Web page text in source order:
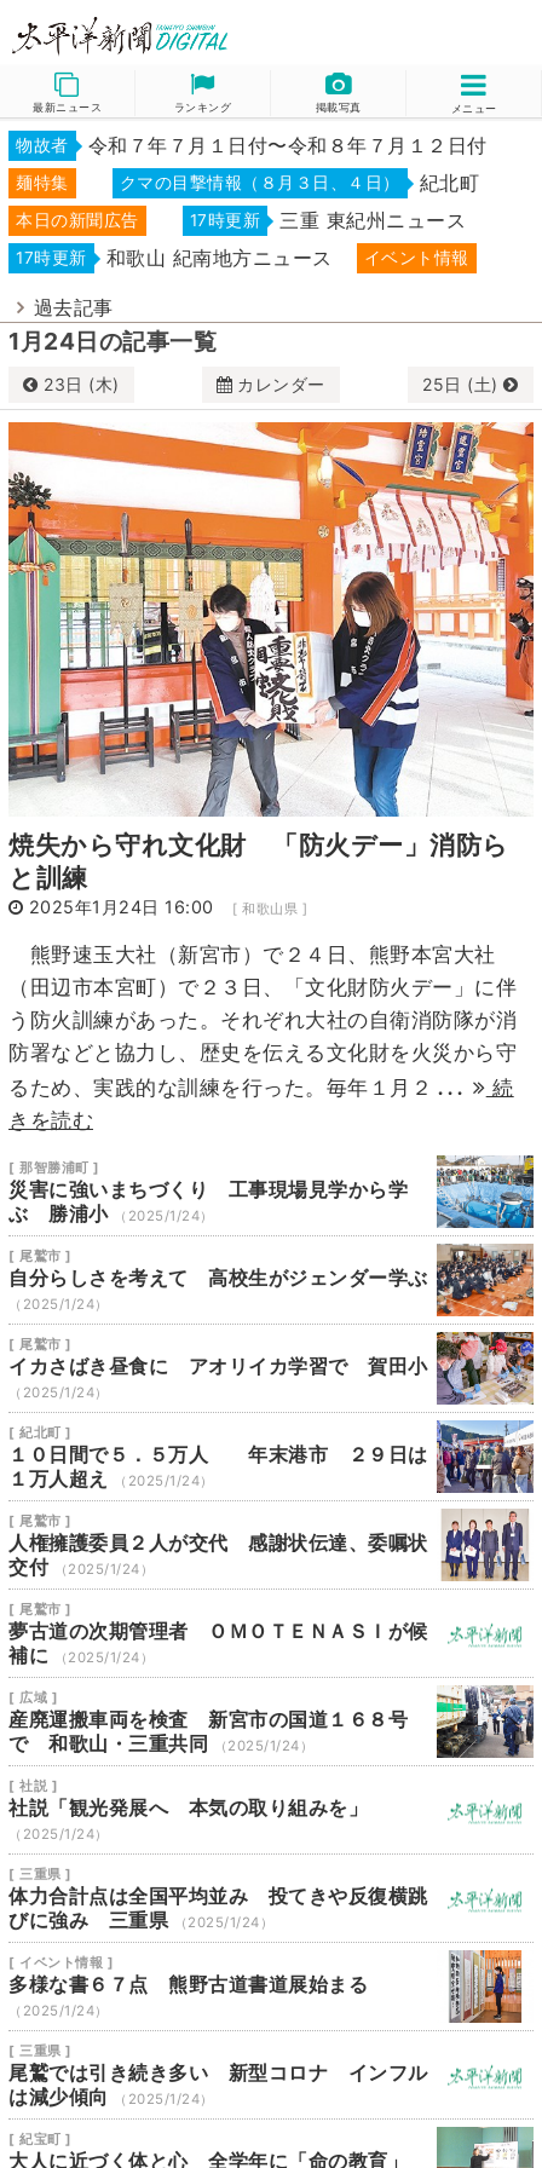
最新ニュース ランキング 掲載写真 メニュー
物故者 令和７年７月１日付〜令和８年７月１２日付
麺特集 クマの目撃情報（８月３日、４日） 紀北町
本日の新聞広告 17時更新 三重 東紀州ニュース
17時更新 和歌山 紀南地方ニュース イベント情報
過去記事
1月24日の記事一覧
23日 (木) カレンダー 25日 (土)
1月
日 月 火 水 木 金
土
29
30 1 2 3
4
5
6 7 8 9 10
11
12
13 14 15 16 17
18
19
20 21 22 23 24
25
26
27 28 29 30 31 1
焼失から守れ文化財 「防火デー」消防ら
と訓練
2025年1月24日 16:00 [ 和歌山県 ]
熊野速玉大社（新宮市）で２４日、熊野本宮大社
（田辺市本宮町）で２３日、「文化財防火デー」に伴
う防火訓練があった。それぞれ大社の自衛消防隊が消
防署などと協力し、歴史を伝える文化財を火災から守
るため、実践的な訓練を行った。毎年１月２ ...
続
きを読む
[ 那智勝浦町 ]
災害に強いまちづくり 工事現場見学から学
ぶ 勝浦小
（2025/1/24）
[ 尾鷲市 ]
自分らしさを考えて 高校生がジェンダー学ぶ
（2025/1/24）
[ 尾鷲市 ]
イカさばき昼食に アオリイカ学習で 賀田小
（2025/1/24）
[ 紀北町 ]
１０日間で５．５万人 年末港市 ２９日は
１万人超え
（2025/1/24）
[ 尾鷲市 ]
人権擁護委員２人が交代 感謝状伝達、委嘱状
交付
（2025/1/24）
[ 尾鷲市 ]
夢古道の次期管理者 ＯＭＯＴＥＮＡＳＩが候
補に
（2025/1/24）
[ 広域 ]
産廃運搬車両を検査 新宮市の国道１６８号
で 和歌山・三重共同
（2025/1/24）
[ 社説 ]
社説「観光発展へ 本気の取り組みを」
（2025/1/24）
[ 三重県 ]
体力合計点は全国平均並み 投てきや反復横跳
びに強み 三重県
（2025/1/24）
[ イベント情報 ]
多様な書６７点 熊野古道書道展始まる
（2025/1/24）
[ 三重県 ]
尾鷲では引き続き多い 新型コロナ インフル
は減少傾向
（2025/1/24）
[ 紀宝町 ]
大人に近づく体と心 全学年に「命の教育」